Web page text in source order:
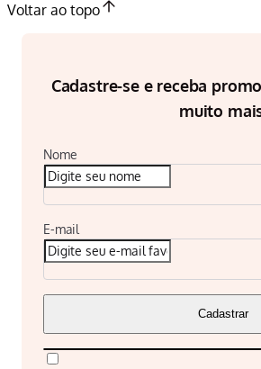
Voltar ao topo
Cadastre-se e receba
muito
Nome
E-mail
Cadastrar